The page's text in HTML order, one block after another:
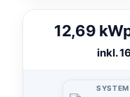
12,69
inkl.
SYSTEM